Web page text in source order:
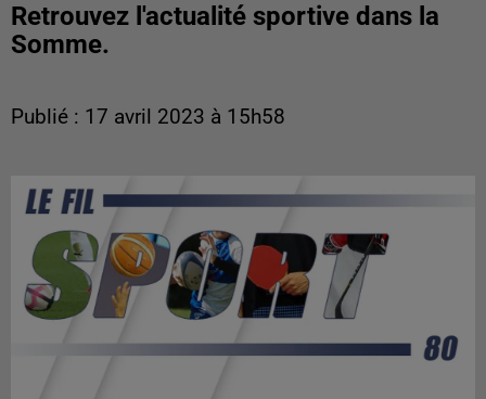
Retrouvez l'actualité sportive dans la
Somme.
Publié : 17 avril 2023 à 15h58